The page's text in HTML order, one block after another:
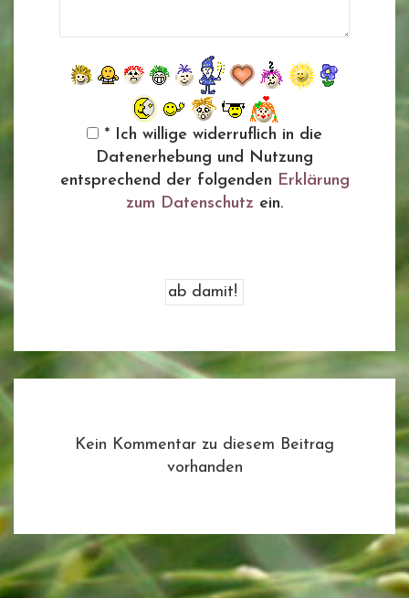
* Ich willige widerruflich in die
Datenerhebung und Nutzung
entsprechend der folgenden Erklärung
zum Datenschutz ein.
Kein Kommentar zu diesem Beitrag
vorhanden